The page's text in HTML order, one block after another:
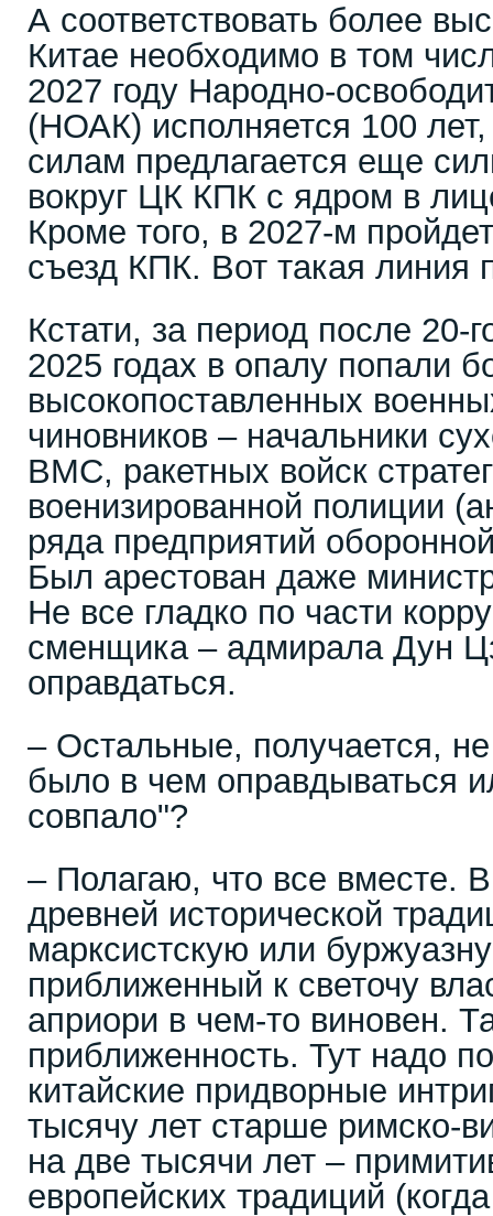
А соответствовать более
Китае необходимо в том
2027 году Народно-
(НОАК) исполняется 100
силам предлагается еще
вокруг ЦК КПК с ядром в
Кроме того, в 2027-м
съезд КПК. Вот такая линия
Кстати, за период после 20-
2025 годах в опалу попали
высокопоставленных
чиновников – начальники
ВМС, ракетных войск
военизированной полиции
ряда предприятий
Был арестован даже
Не все гладко по части
сменщика – адмирала Дун
оправдаться.
– Остальные, получается,
было в чем оправдываться
совпало"?
– Полагаю, что все вместе.
древней исторической
марксистскую или
приближенный к светочу
априори в чем-то виновен.
приближенность. Тут надо
китайские придворные
тысячу лет старше римско-
на две тысячи лет –
европейских традиций